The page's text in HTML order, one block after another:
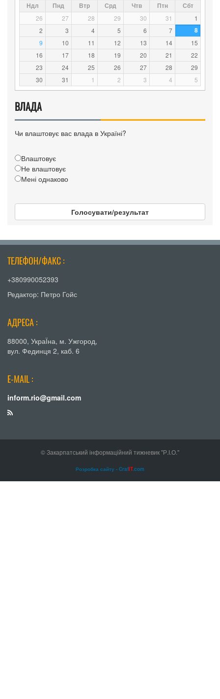
Ндл Пнд Втр Срд Чтв Птн Сбт
26 27 28 29 30 31
1
2
3 4 5 6 7 8
9 10 11 12 13 14
15
16
17 18 19 20 21
22
23
24 25 26 27 28
29
30
31 1 2 3 4 5
ВЛАДА
Чи влаштовує вас влада в Україні?
Влаштовує
Не влаштовує
Мені однаково
Голосувати/результат
ТЕЛЕФОН/ФАКС :
+380990052393
Редактор: Петро Гойс
АДРЕСА :
88000, УкраЇна, м. Ужгород,
вул. Фединця 2, каб. 6
E-MAIL :
inform.rio@gmail.com
© Закарпатський інформаційний тижневик "Р.І.О."
Розробка сайту - CrafIT.com